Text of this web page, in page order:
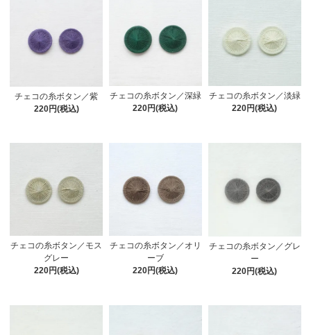
チェコの糸ボタン／紫
220円(税込)
チェコの糸ボタン／深緑
220円(税込)
チェコの糸ボタン／淡緑
220円(税込)
チェコの糸ボタン／モス
グレー
220円(税込)
チェコの糸ボタン／オリ
ーブ
220円(税込)
チェコの糸ボタン／グレ
ー
220円(税込)